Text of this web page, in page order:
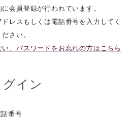
会員登録が行われています。
レスもしくは電話番号を入力してく
ださい。
、パスワードをお忘れの方はこちら
グイン
番号